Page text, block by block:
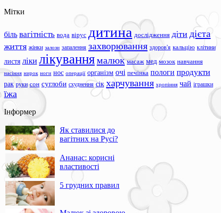
Мітки
біль вагітність вода вірус дитина дослідження діти дієта
життя жінки залози запалення захворювання здоров'я кальцію клітини
листя ліки лікуваннямалюк масаж мед мозок навчання
насіння нирок ноги нос операції організм очі печінка пологи продукти
рак руки сон суглоби схуднення сік харчування хропіння чай іграшки
їжа
Інформер
Як ставилися до
вагітних на Русі?
Ананас: корисні
властивості
5 грудних правил